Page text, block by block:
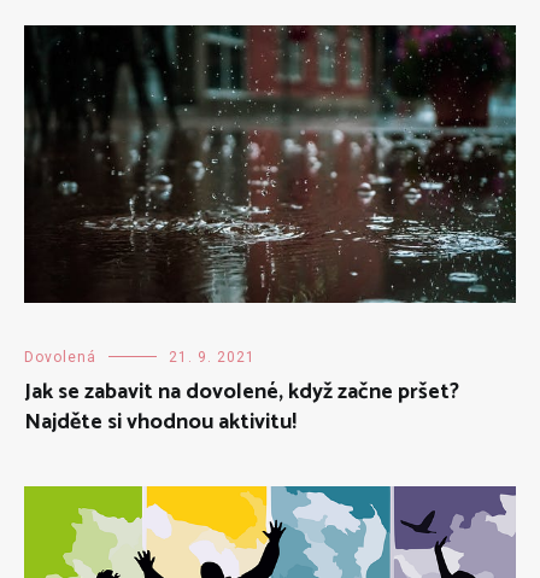
Dovolená 21. 9. 2021
Jak se zabavit na dovolené, když začne pršet?
Najděte si vhodnou aktivitu!